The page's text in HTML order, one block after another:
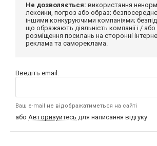
Не дозволяється: використання
лексики, погроз або образ;
іншими конкуруючими компаніями;
що ображають діяльність компанії і / або
розміщення посилань на сторонні
реклама та самореклама.
Введіть email:
Ваш e-mail не відображатиметься на сайті
або Авторизуйтесь для написання відгуку